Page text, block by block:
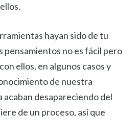
hayan sido de tu
pensamientos no es fácil pero
ellos, en algunos casos y
de nuestra
desapareciendo del
de un proceso, así que